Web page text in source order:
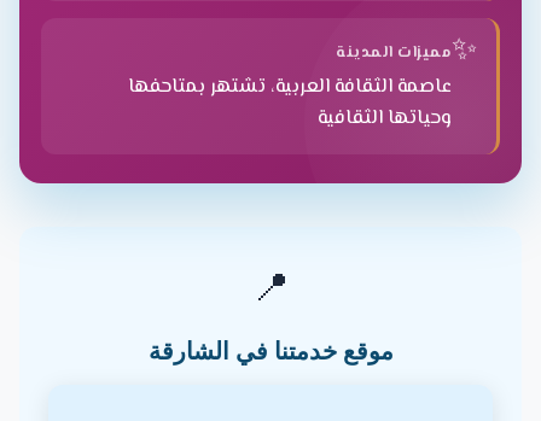
✨مميزات المدينة
عاصمة الثقافة العربية، تشتهر بمتاحفها
وحياتها الثقافية
📍
موقع خدمتنا في الشارقة